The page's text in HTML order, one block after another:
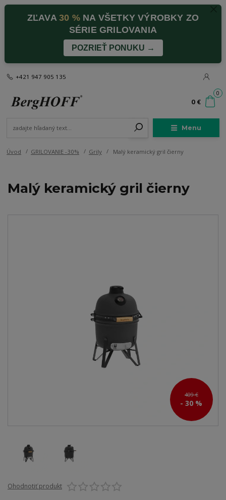
ZĽAVA30 %NA VŠETKY VÝROBKY ZO
SÉRIE GRILOVANIA
POZRIEŤ PONUKU →
Menu
+421 947 905 135
0
0 €
Úvod GRILOVANIE -30% Grily Malý keramický gril čierny
Malý keramický gril čierny
409 €
- 30 %
Ohodnotiť produkt